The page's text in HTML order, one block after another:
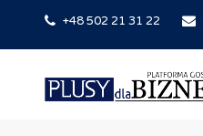
+48 502 21 31 22